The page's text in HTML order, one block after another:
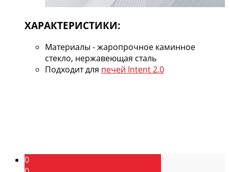
ХАРАКТЕРИСТИКИ:
Материалы - жаропрочное каминное
стекло, нержавеющая сталь
Подходит для печей Intent 2.0
0